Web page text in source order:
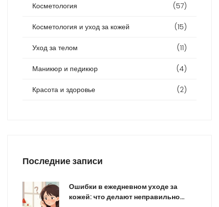
Косметология (57)
Косметология и уход за кожей (15)
Уход за телом (11)
Маникюр и педикюр (4)
Красота и здоровье (2)
Последние записи
Ошибки в ежедневном уходе за
кожей: что делают неправильно